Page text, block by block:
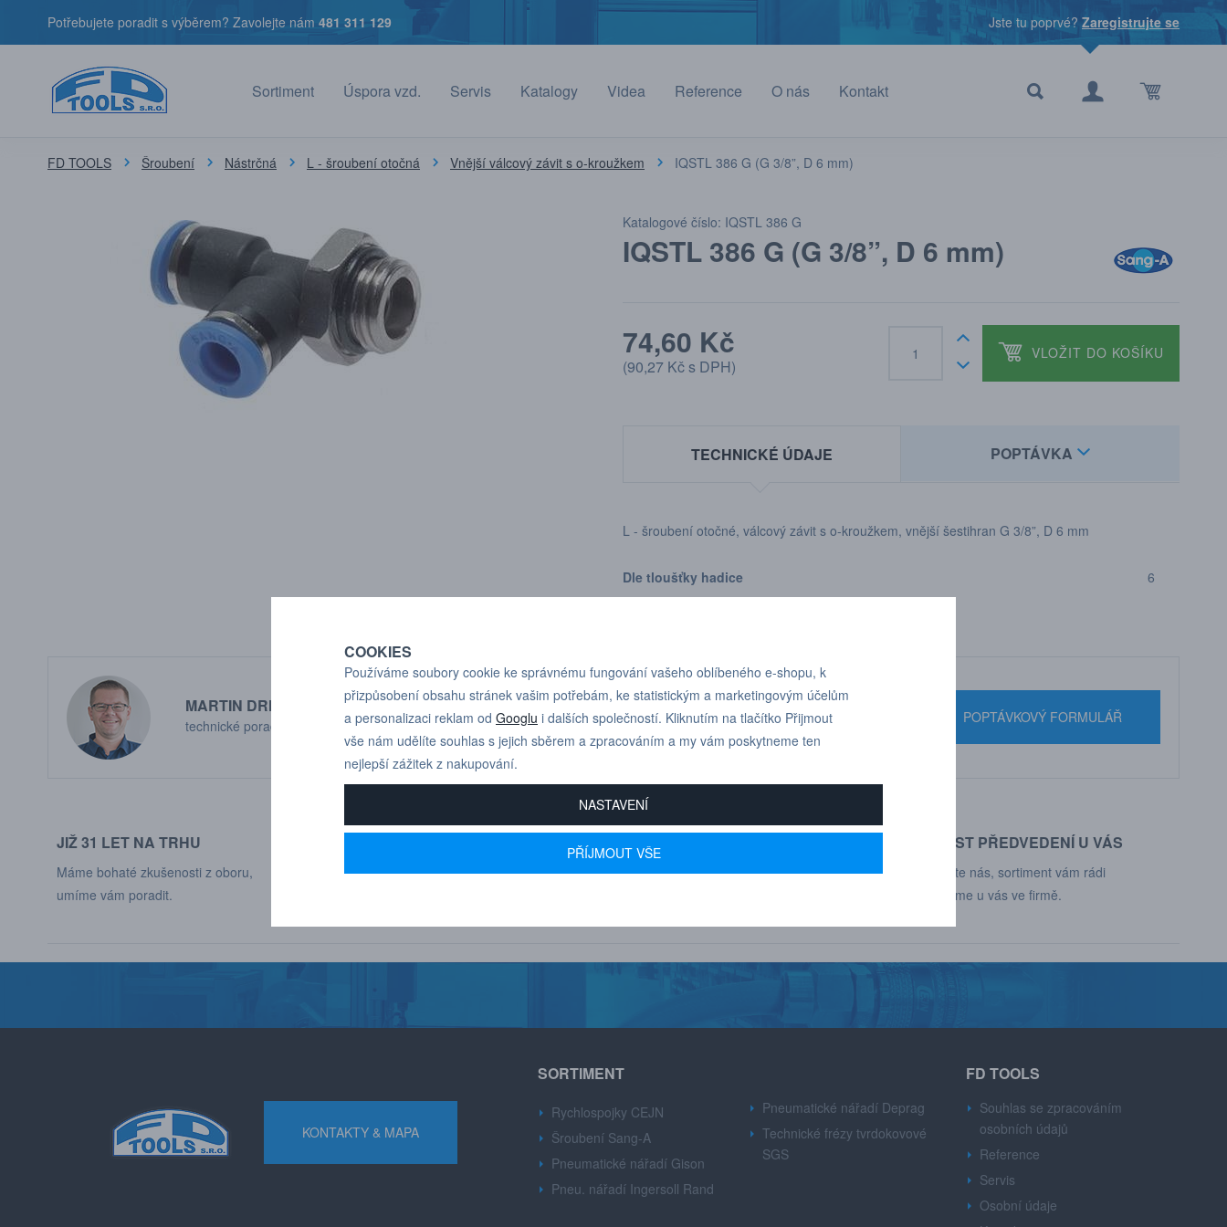
Potřebujete poradit s výběrem? Zavolejte nám 481 311 129 Jste tu poprvé? Zaregistrujte se
Sortiment Úspora vzd. Servis Katalogy Videa Reference O nás Kontakt
FD TOOLS Šroubení Nástrčná L - šroubení otočná Vnější válcový závit s o-kroužkem IQSTL 386 G (G 3/8”, D 6 mm)
Katalogové číslo: IQSTL 386 G
IQSTL 386 G (G 3/8”, D 6 mm)
74,60 Kč
(90,27 Kčs DPH)
VLOŽIT DO KOŠÍKU
TECHNICKÉ ÚDAJE POPTÁVKA
L - šroubení otočné, válcový závit s o-kroužkem, vnější šestihran G 3/8”, D 6 mm
Dle tloušťky hadice 6
MARTIN DRHOLEC
technické poradenství
Pro technické dotazy
nebo poptávky volejte
+420 731 517 942 nebo pište POPTÁVKOVÝ FORMULÁŘ
JIŽ 31 LET NA TRHU
Máme bohaté zkušenosti z oboru,
umíme vám poradit.
Naši zákaznící jsou drobné i velké firmy z
AUTORIZOVANÝ DEALER
Značek CEJN, Gison, Ingersoll Rand, Deprag,
MOŽNOST PŘEDVEDENÍ U VÁS
Kontaktujte nás, sortiment vám rádi
představíme u vás ve firmě.
SORTIMENT
Rychlospojky CEJN
Šroubení Sang-A
Pneumatické nářadí Gison
Pneu. nářadí Ingersoll Rand
Pneumatické nářadí Deprag
Technické frézy tvrdokovové
SGS
FD TOOLS
Souhlas se zpracováním
osobních údajů
Reference
Servis
Osobní údaje
KONTAKTY & MAPA
COOKIES
Používáme soubory cookie ke správnému fungování vašeho oblíbeného e-shopu, k
přizpůsobení obsahu stránek vašim potřebám, ke statistickým a marketingovým účelům
a personalizaci reklam od Googlu i dalších společností. Kliknutím na tlačítko Přijmout
vše nám udělíte souhlas s jejich sběrem a zpracováním a my vám poskytneme ten
nejlepší zážitek z nakupování.
NASTAVENÍ
PŘÍJMOUT VŠE